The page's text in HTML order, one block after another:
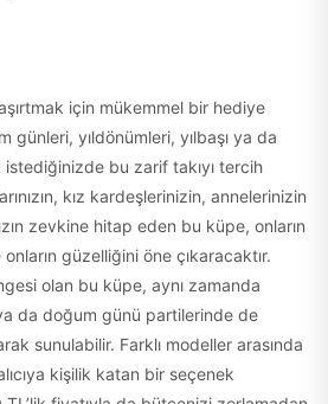
için mükemmel bir hediye
günleri, yıldönümleri, yılbaşı ya da
bu zarif takıyı tercih
kız kardeşlerinizin, annelerinizin
zevkine hitap eden bu küpe, onların
güzelliğini öne çıkaracaktır.
olan bu küpe, aynı zamanda
da doğum günü partilerinde de
sunulabilir. Farklı modeller arasında
kişilik katan bir seçenek